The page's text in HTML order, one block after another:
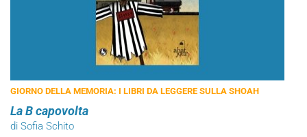
GIORNO DELLA MEMORIA: I LIBRI DA LEGGERE SULLA SHOAH
La B capovolta
di Sofia Schito